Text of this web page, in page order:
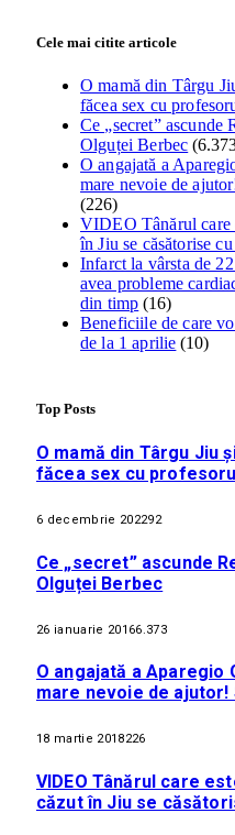
Cele mai citite articole
O mamă din Târgu
făcea sex cu
Ce „secret”
Olguței Berbec
O angajată a
mare nevoie de
(226)
VIDEO Tânărul care
în Jiu se căsătorise
Infarct la vârsta de
avea probleme
din timp (16)
Beneficiile de care
de la 1 aprilie (10)
Top Posts
O mamă din Târgu Jiu
făcea sex cu
6 decembrie 202292
Ce „secret” ascunde
Olguței Berbec
26 ianuarie 20166.373
O angajată a Aparegio
mare nevoie de ajutor!
18 martie 2018226
VIDEO Tânărul care
căzut în Jiu se